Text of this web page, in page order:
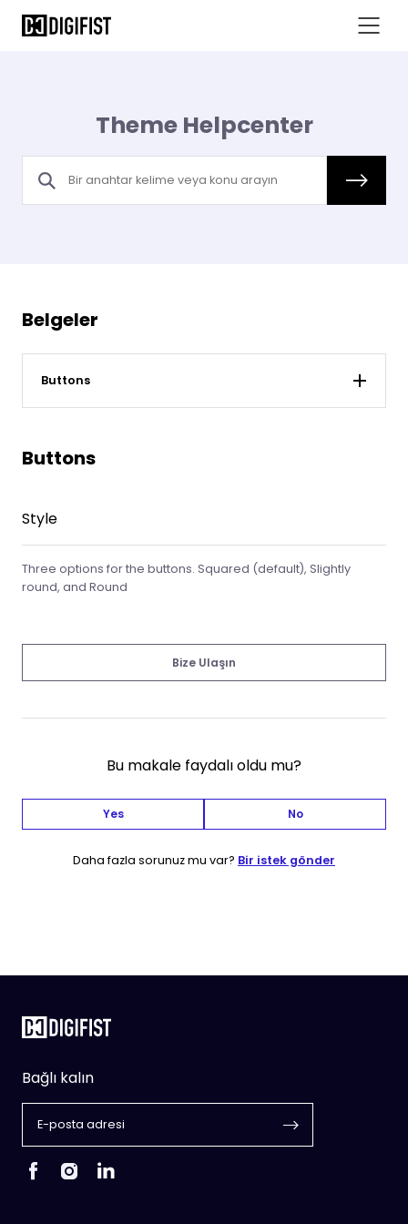
Theme Helpcenter
Belgeler
Buttons
Buttons
Style
Three options for the buttons. Squared (default), Slightly
round, and Round
Bize Ulaşın
Bu makale faydalı oldu mu?
Yes No
Daha fazla sorunuz mu var? Bir istek gönder
Bağlı kalın